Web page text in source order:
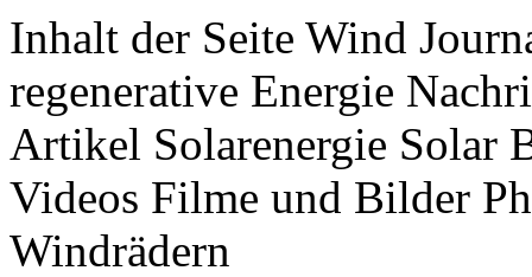
Inhalt der Seite Wind
regenerative Energie
Artikel Solarenergie Solar
Videos Filme und Bilder
Windrädern